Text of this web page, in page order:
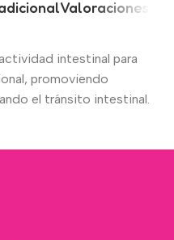
Valoraciones (0)
intestinal para
promoviendo
el tránsito intestinal.